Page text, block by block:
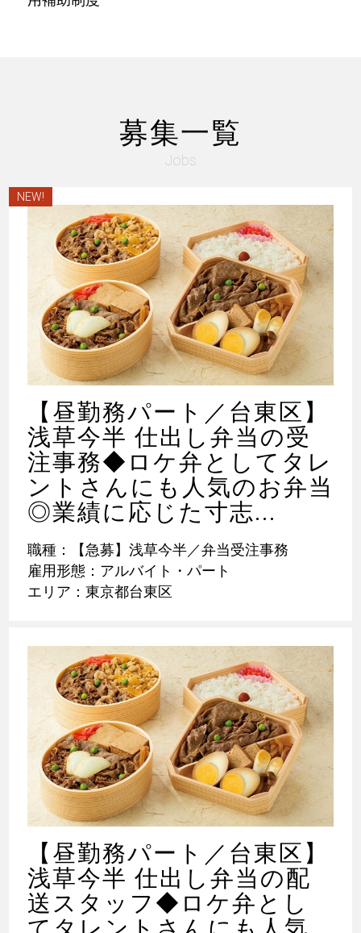
募集一覧
Jobs
NEW!
【昼勤務パート／台東区】
浅草今半 仕出し弁当の受
注事務◆ロケ弁としてタレ
ントさんにも人気のお弁当
◎業績に応じた寸志...
職種：【急募】浅草今半／弁当受注事務
雇用形態：アルバイト・パート
エリア：東京都台東区
【昼勤務パート／台東区】
浅草今半 仕出し弁当の配
送スタッフ◆ロケ弁とし